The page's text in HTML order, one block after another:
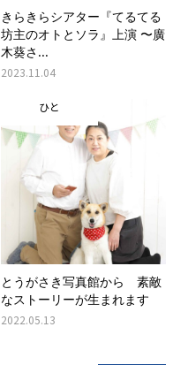
きらきらシアター『てるてる
坊主のオトとソラ』上演 〜廣
木葵さ...
2023.11.04
ひと
とうがさき写真館から 素敵
なストーリーが生まれます
2022.05.13